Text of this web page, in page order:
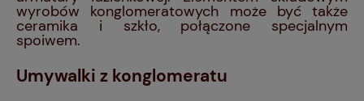
wyrobów konglomeratowych może być także
ceramika i szkło, połączone specjalnym
spoiwem.
Umywalki z konglomeratu